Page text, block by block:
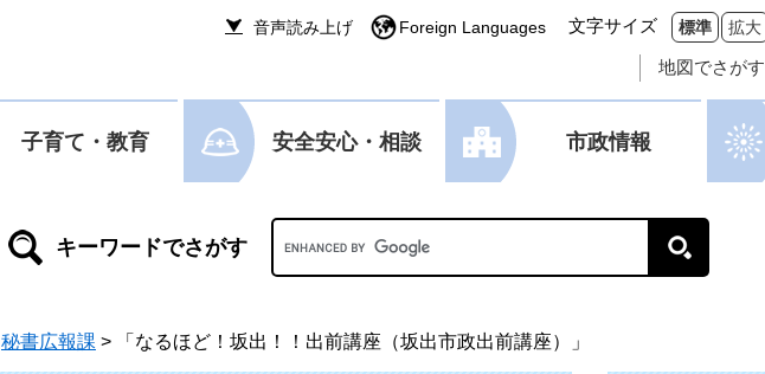
音声読み上げ Foreign Languages 文字サイズ 標準 拡大
地図でさがす
子育て・教育 安全安心・相談 市政情報
Googleカスタム検索
秘書広報課 > 「なるほど！坂出！！出前講座（坂出市政出前講座）」